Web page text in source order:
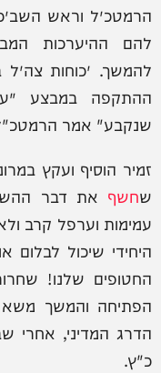
הרמטכ״ל וראש
להם ההיערכות
להמשך. ״כוחות
ההתקפה במבצע
שנקבע" אמר
זמיר הוסיף ועקץ
שחשף את דבר
עמימות וערפל קרב
היחידי שיכול
החטופים שלנו!
הפתיחה והמשך משא
הדרג המדיני, אחרי
כ"ץ.